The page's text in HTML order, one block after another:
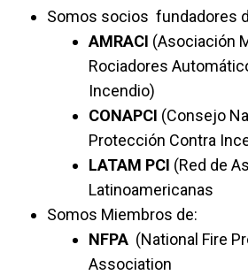
Somos socios fundadores
AMRACI (Asociación
Rociadores
Incendio)
CONAPCI (Consejo
Protección Contra
LATAM PCI (Red de
Latinoamericanas
Somos Miembros de:
NFPA (National Fire
Association